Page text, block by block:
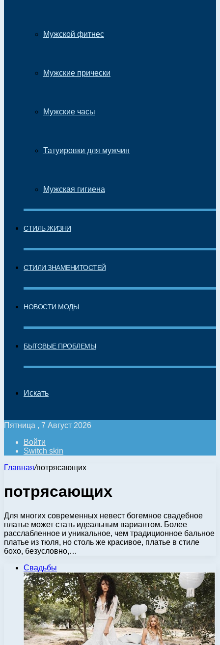
Мужской фитнес
Мужские прически
Мужские часы
Татуировки для мужчин
Мужская гигиена
СТИЛЬ ЖИЗНИ
СТИЛИ ЗНАМЕНИТОСТЕЙ
НОВОСТИ МОДЫ
БЫТОВЫЕ ПРОБЛЕМЫ
Искать
Пятница , 7 Август 2026
Войти
Switch skin
Главная/потрясающих
потрясающих
Для многих современных невест богемное свадебное
платье может стать идеальным вариантом. Более
расслабленное и уникальное, чем традиционное бальное
платье из тюля, но столь же красивое, платье в стиле
бохо, безусловно,…
Свадьбы